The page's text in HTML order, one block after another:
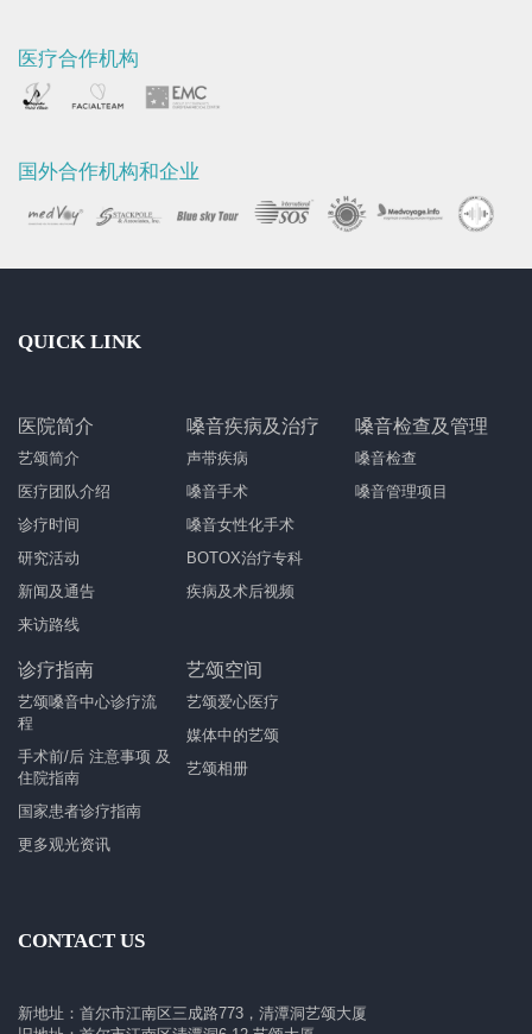
医疗合作机构
国外合作机构和企业
QUICK LINK
医院简介
艺颂简介
医疗团队介绍
诊疗时间
研究活动
新闻及通告
来访路线
嗓音疾病及治疗
声带疾病
嗓音手术
嗓音女性化手术
BOTOX治疗专科
疾病及术后视频
嗓音检查及管理
嗓音检查
嗓音管理项目
诊疗指南
艺颂嗓音中心诊疗流
程
手术前/后 注意事项 及
住院指南
国家患者诊疗指南
更多观光资讯
艺颂空间
艺颂爱心医疗
媒体中的艺颂
艺颂相册
CONTACT US
新地址：首尔市江南区三成路773，清潭洞艺颂大厦